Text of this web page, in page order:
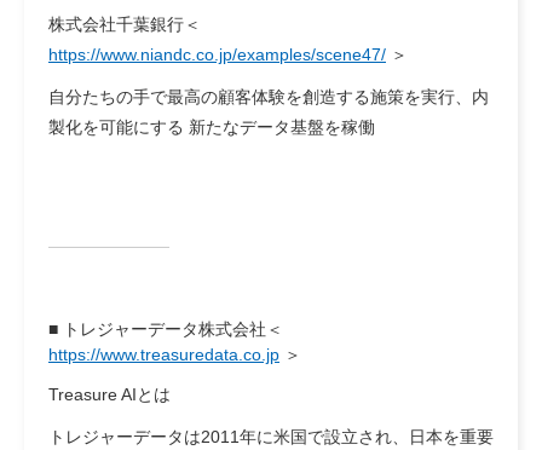
株式会社千葉銀行＜
https://www.niandc.co.jp/examples/scene47/ ＞
自分たちの手で最高の顧客体験を創造する施策を実行、内
製化を可能にする 新たなデータ基盤を稼働
■ トレジャーデータ株式会社 ＜
https://www.treasuredata.co.jp ＞
Treasure AIとは
トレジャーデータは2011年に米国で設立され、日本を重要